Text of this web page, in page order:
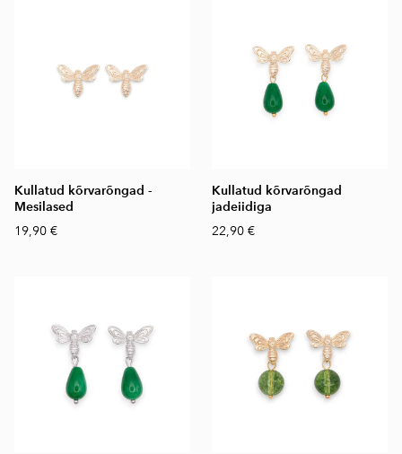
Kullatud kõrvarõngad -
Mesilased
19,90 €
Kullatud kõrvarõngad
jadeiidiga
22,90 €